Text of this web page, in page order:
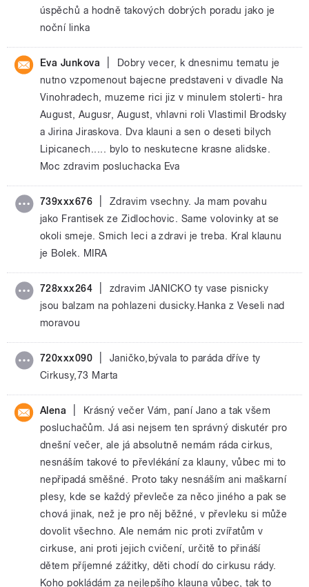
úspěchů a hodně takových dobrých poradu jako je
noční linka
Eva Junkova
Dobry vecer, k dnesnimu tematu je
nutno vzpomenout bajecne predstaveni v divadle Na
Vinohradech, muzeme rici jiz v minulem stolerti- hra
August, Augusr, August, vhlavni roli Vlastimil Brodsky
a Jirina Jiraskova. Dva klauni a sen o deseti bilych
Lipicanech..... bylo to neskutecne krasne alidske.
Moc zdravim posluchacka Eva
739xxx676
Zdravim vsechny. Ja mam povahu
jako Frantisek ze Zidlochovic. Same volovinky at se
okoli smeje. Smich leci a zdravi je treba. Kral klaunu
je Bolek. MIRA
728xxx264
zdravim JANICKO ty vase pisnicky
jsou balzam na pohlazeni dusicky.Hanka z Veseli nad
moravou
720xxx090
Janičko,bývala to paráda dříve ty
Cirkusy,73 Marta
Alena
Krásný večer Vám, paní Jano a tak všem
posluchačům. Já asi nejsem ten správný diskutér pro
dnešní večer, ale já absolutně nemám ráda cirkus,
nesnáším takové to převlékání za klauny, vůbec mi to
nepřipadá směšné. Proto taky nesnáším ani maškarní
plesy, kde se každý převleče za něco jiného a pak se
chová jinak, než je pro něj běžné, v převleku si může
dovolit všechno. Ale nemám nic proti zvířatům v
cirkuse, ani proti jejich cvičení, určitě to přináší
dětem příjemné zážitky, děti chodí do cirkusu rády.
Koho pokládám za nejlepšího klauna vůbec, tak to